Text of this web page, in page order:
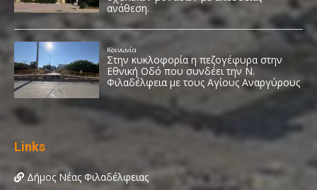
Links
Δήμος Νέας Φιλαδέλφειας